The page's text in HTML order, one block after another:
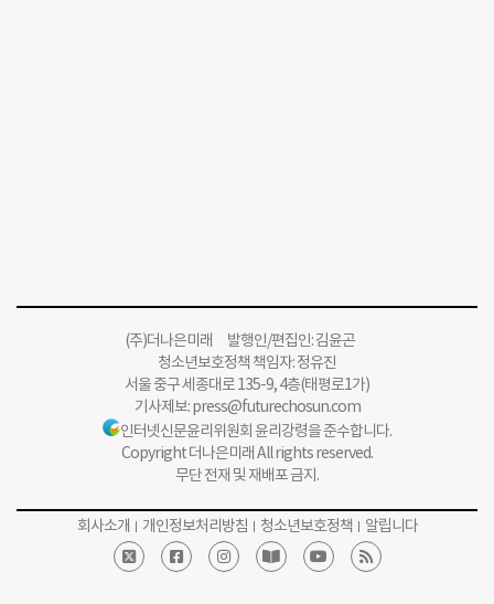
(주)더나은미래 발행인/편집인: 김윤곤
청소년보호정책 책임자: 정유진
서울 중구 세종대로 135-9, 4층(태평로1가)
기사제보:press@futurechosun.com
인터넷신문윤리위원회 윤리강령을 준수합니다.
Copyright 더나은미래 All rights reserved.
무단 전재 및 재배포 금지.
회사소개 개인정보처리방침 청소년보호정책 알립니다